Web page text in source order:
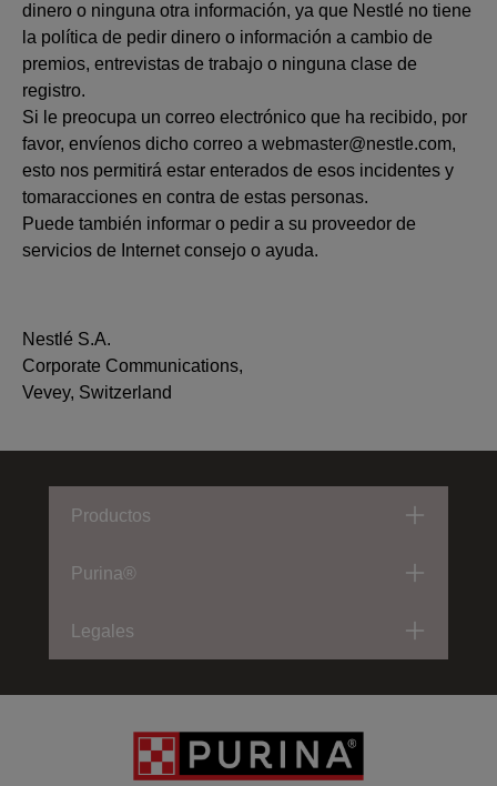
dinero o ninguna otra información, ya que Nestlé no tiene
la política de pedir dinero o información a cambio de
premios, entrevistas de trabajo o ninguna clase de
registro.
Si le preocupa un correo electrónico que ha recibido, por
favor, envíenos dicho correo a webmaster@nestle.com,
esto nos permitirá estar enterados de esos incidentes y
tomaracciones en contra de estas personas.
Puede también informar o pedir a su proveedor de
servicios de Internet consejo o ayuda.
Nestlé S.A.
Corporate Communications,
Vevey, Switzerland
Productos
Purina®
Legales